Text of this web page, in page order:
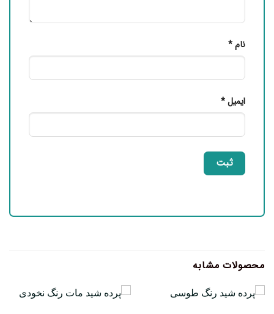
نام*
ایمیل*
محصولات مشابه